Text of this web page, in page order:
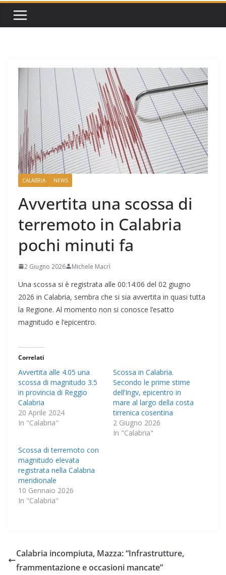
CALABRIA NEWS
Avvertita una scossa di
terremoto in Calabria
pochi minuti fa
2 Giugno 2026 Michele Macrì
Una scossa si è registrata alle 00:14:06 del 02 giugno
2026 in Calabria, sembra che si sia avvertita in quasi tutta
la Regione. Al momento non si conosce l’esatto
magnitudo e l’epicentro.
Correlati
Avvertita alle 4.05 una
scossa di magnitudo 3.5
in provincia di Reggio
Calabria
20 Aprile 2024
In "Calabria"
Scossa in Calabria.
Secondo le prime stime
dell’Ingv, epicentro in
mare al largo della costa
tirrenica cosentina
2 Giugno 2026
In "Calabria"
Scossa di terremoto con
magnitudo elevata
registrata nella Calabria
meridionale
10 Gennaio 2026
In "Calabria"
Calabria incompiuta, Mazza: “Infrastrutture,
frammentazione e occasioni mancate”